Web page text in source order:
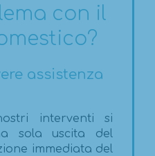
con il
assistenza
interventi si
sola uscita del
immediata del